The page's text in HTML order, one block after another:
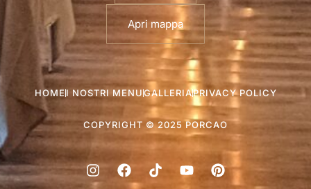
Apri mappa
HOMEI NOSTRI MENUGALLERIAPRIVACY POLICY
COPYRIGHT © 2025 PORCAO